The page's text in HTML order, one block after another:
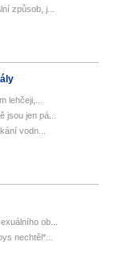
způsob, j...
lehčeji,...
jsou jen pá...
vodn...
ob...
nechtěl*...